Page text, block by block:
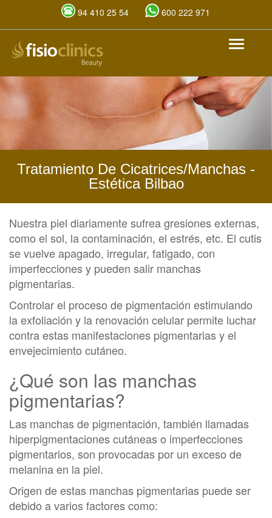
Pasar
contenido
principal
94 410 25 54 600 222 971
Toggle
Tratamiento De Cicatrices/manchas -
Estética Bilbao
Nuestra piel diariamente sufrea gresiones externas,
como el sol, la contaminación, el estrés, etc. El cutis
se vuelve apagado, irregular, fatigado, con
imperfecciones y pueden salir manchas
pigmentarias.
Controlar el proceso de pigmentación estimulando
la exfoliación y la renovación celular permite luchar
contra estas manifestaciones pigmentarias y el
envejecimiento cutáneo.
¿Qué son las manchas
pigmentarias?
Las manchas de pigmentación, también llamadas
hiperpigmentaciones cutáneas o imperfecciones
pigmentarios, son provocadas por un exceso de
melanina en la piel.
Origen de estas manchas pigmentarias puede ser
debido a varios factores como: